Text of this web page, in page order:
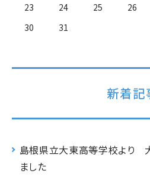
23
24 25 26
30
31
新着記
島根県立大東高等学校より
ました